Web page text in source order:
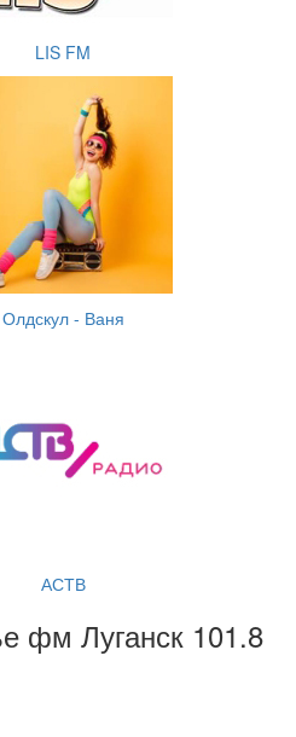
LIS FM
Олдскул - Ваня
АСТВ
фм Луганск 101.8